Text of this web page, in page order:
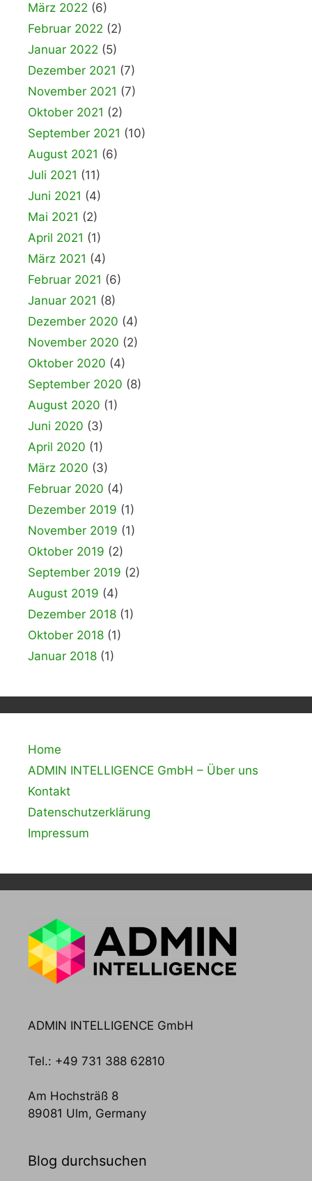
März 2022 (6)
Februar 2022 (2)
Januar 2022 (5)
Dezember 2021 (7)
November 2021 (7)
Oktober 2021 (2)
September 2021 (10)
August 2021 (6)
Juli 2021 (11)
Juni 2021 (4)
Mai 2021 (2)
April 2021 (1)
März 2021 (4)
Februar 2021 (6)
Januar 2021 (8)
Dezember 2020 (4)
November 2020 (2)
Oktober 2020 (4)
September 2020 (8)
August 2020 (1)
Juni 2020 (3)
April 2020 (1)
März 2020 (3)
Februar 2020 (4)
Dezember 2019 (1)
November 2019 (1)
Oktober 2019 (2)
September 2019 (2)
August 2019 (4)
Dezember 2018 (1)
Oktober 2018 (1)
Januar 2018 (1)
Home
ADMIN INTELLIGENCE GmbH – Über uns
Kontakt
Datenschutzerklärung
Impressum
ADMIN INTELLIGENCE GmbH
Tel.: +49 731 388 62810
Am Hochsträß 8
89081 Ulm, Germany
Blog durchsuchen